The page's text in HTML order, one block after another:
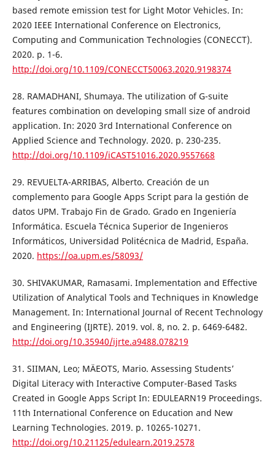
based remote emission test for Light Motor Vehicles. In:
2020 IEEE International Conference on Electronics,
Computing and Communication Technologies (CONECCT).
2020. p. 1-6.
http://doi.org/10.1109/CONECCT50063.2020.9198374
28. RAMADHANI, Shumaya. The utilization of G-suite
features combination on developing small size of android
application. In: 2020 3rd International Conference on
Applied Science and Technology. 2020. p. 230-235.
http://doi.org/10.1109/iCAST51016.2020.9557668
29. REVUELTA-ARRIBAS, Alberto. Creación de un
complemento para Google Apps Script para la gestión de
datos UPM. Trabajo Fin de Grado. Grado en Ingeniería
Informática. Escuela Técnica Superior de Ingenieros
Informáticos, Universidad Politécnica de Madrid, España.
2020. https://oa.upm.es/58093/
30. SHIVAKUMAR, Ramasami. Implementation and Effective
Utilization of Analytical Tools and Techniques in Knowledge
Management. In: International Journal of Recent Technology
and Engineering (IJRTE). 2019. vol. 8, no. 2. p. 6469-6482.
http://doi.org/10.35940/ijrte.a9488.078219
31. SIIMAN, Leo; MÄEOTS, Mario. Assessing Students’
Digital Literacy with Interactive Computer-Based Tasks
Created in Google Apps Script In: EDULEARN19 Proceedings.
11th International Conference on Education and New
Learning Technologies. 2019. p. 10265-10271.
http://doi.org/10.21125/edulearn.2019.2578